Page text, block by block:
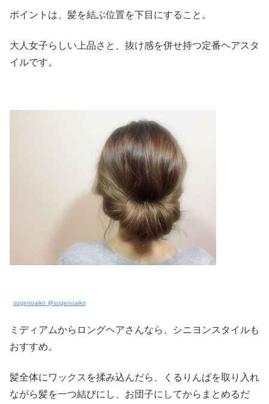
ポイントは、髪を結ぶ位置を下目にすること。
大人女子らしい上品さと、抜け感を併せ持つ定番ヘアスタ
イルです。
sugenoaiko @sugenoaiko
ミディアムからロングヘアさんなら、シニヨンスタイルも
おすすめ。
髪全体にワックスを揉み込んだら、くるりんぱを取り入れ
ながら髪を一つ結びにし、お団子にしてからまとめるだ